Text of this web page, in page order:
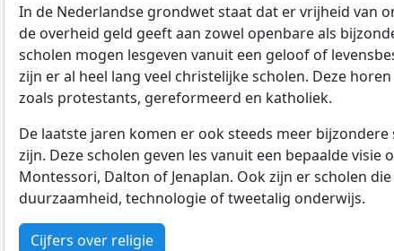
In de Nederlandse grondwet staat dat er vrijheid van
de overheid geld geeft aan zowel openbare als
scholen mogen lesgeven vanuit een geloof of
zijn er al heel lang veel christelijke scholen. Deze
zoals protestants, gereformeerd en katholiek.
De laatste jaren komen er ook steeds meer
zijn. Deze scholen geven les vanuit een bepaalde visie
Montessori, Dalton of Jenaplan. Ook zijn er scholen
duurzaamheid, technologie of tweetalig onderwijs.
Cijfers over religie